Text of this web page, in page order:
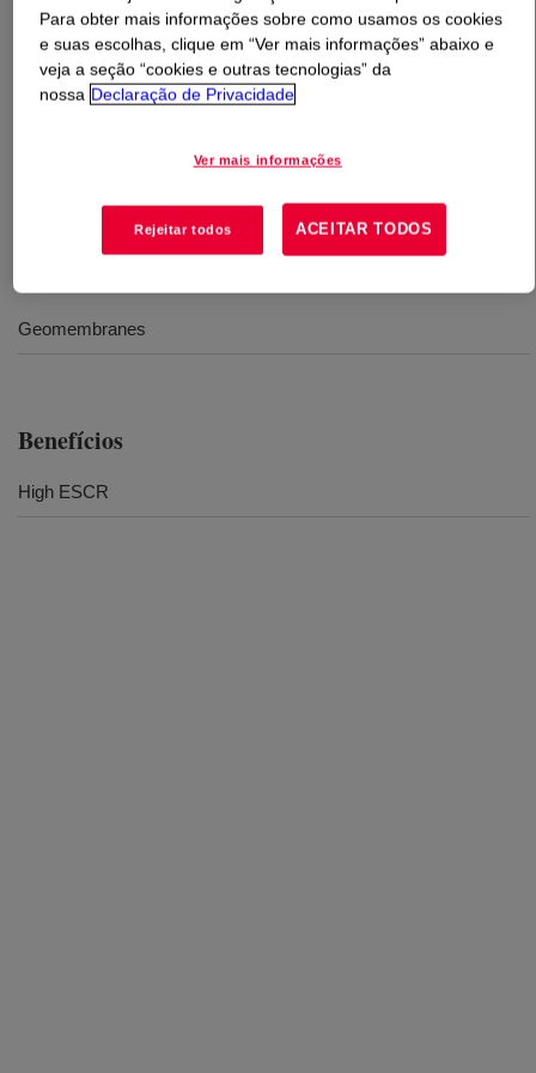
O que éDOW™ NG 6895 Medium Density
Polyethylene Resin?
para aplicação em filmes de geomembranas.
Geomembranes
Benefícios
High ESCR
Para obter mais informações sobre como usamos os cookies
e suas escolhas, clique em “Ver mais informações” abaixo e
veja a seção “cookies e outras tecnologias” da
nossa Declaração de Privacidade
Ver mais informações
Rejeitar todos ACEITAR TODOS